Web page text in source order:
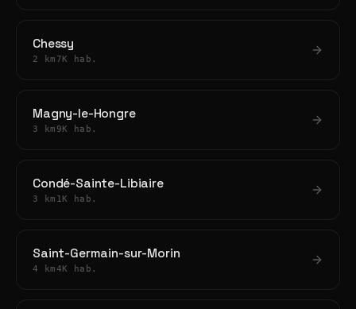
Chessy
2 km 7K hab.
Magny-le-Hongre
3 km 9K hab.
Condé-Sainte-Libiaire
3 km 1K hab.
Saint-Germain-sur-Morin
4 km4K hab.